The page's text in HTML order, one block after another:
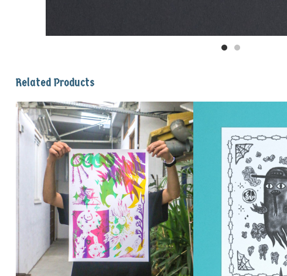
Related Products